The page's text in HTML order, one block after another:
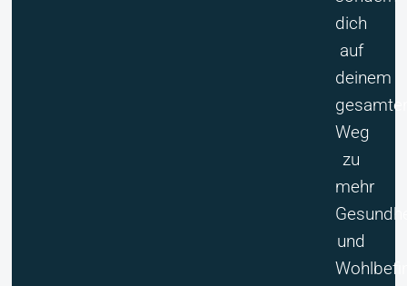
dich
auf
deinem
Weg
zu
mehr
und